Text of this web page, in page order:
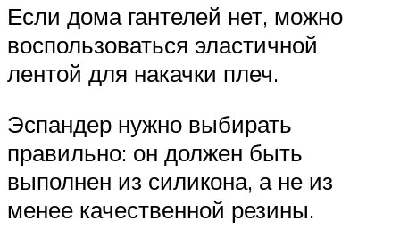
Если дома гантелей нет, можно
воспользоваться эластичной
лентой для накачки плеч.
Эспандер нужно выбирать
правильно: он должен быть
выполнен из силикона, а не из
менее качественной резины.